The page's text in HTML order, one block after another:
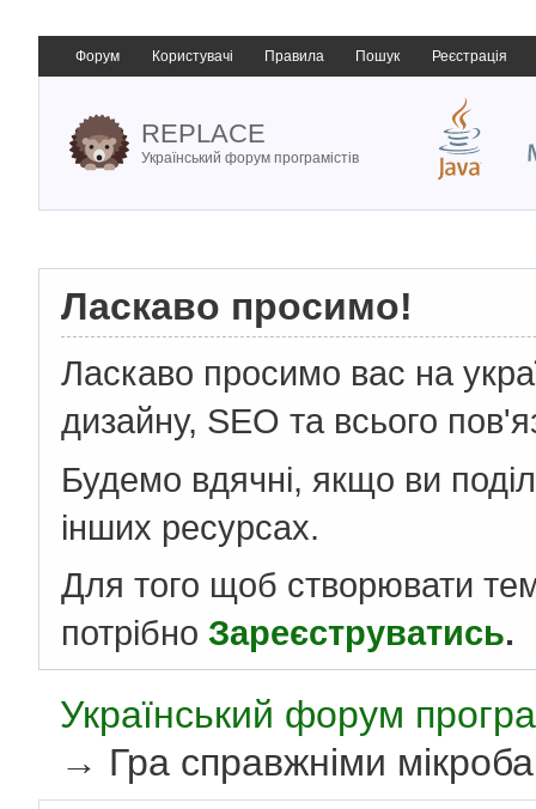
Форум Користувачі Правила Пошук Реєстрація
REPLACE
Український форум програмістів
Ласкаво просимо!
Ласкаво просимо вас на
дизайну, SEO та всього
Будемо вдячні, якщо ви
інших ресурсах.
Для того щоб створювати
потрібно Зареєструватись.
Український форум
→ Гра справжніми